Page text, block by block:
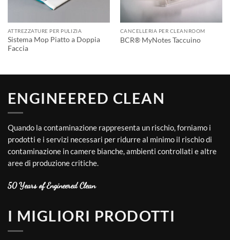
ATTREZZATURE PER PULIZIA
Sistema Mop Piatto a Doppia
Faccia
CANCELLERIA PER CLEANROOM
BCR® MyNotes Taccuino
ENGINEERED CLEAN
Quando la contaminazione rappresenta un rischio, forniamo i
prodotti e i servizi necessari per ridurre al minimo il rischio di
contaminazione in camere bianche, ambienti controllati e altre
aree di produzione critiche.
50 Years of Engineered Clean
I MIGLIORI PRODOTTI